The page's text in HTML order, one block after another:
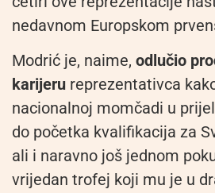
nedavnom Europskom
Modrić je, naime, odlučio
karijeru reprezentativca
nacionalnoj momčadi u
do početka kvalifikacija za
ali i naravno još jednom
vrijedan trofej koji mu je u